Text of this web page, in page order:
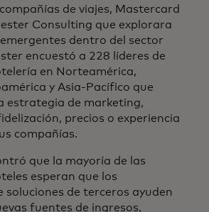
de viajes, Mastercard
Consulting que explorara
dentro del sector
encuestó a 228 líderes de
en Norteamérica,
y Asia-Pacífico que
estrategia de marketing,
precios o experiencia
compañías.
que la mayoría de las
esperan que los
soluciones de terceros ayuden
fuentes de ingresos,